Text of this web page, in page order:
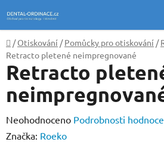
na
obsah
Domů
/ Otiskování / Pomůcky pro otiskování /
Retracto pletené neimpregnované
Retracto
Průměrné
hodnocení
Neohodnoceno Podrobnosti
Značka: Roeko